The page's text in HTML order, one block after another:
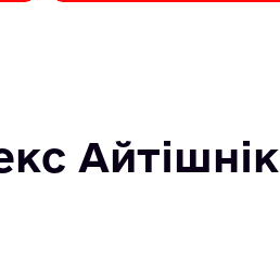
Айтiшнiк